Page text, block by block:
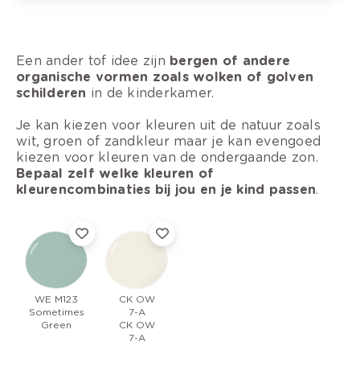
Een ander tof idee zijn bergen of andere
organische vormen zoals wolken of golven
schilderen in de kinderkamer.
Je kan kiezen voor kleuren uit de natuur zoals
wit, groen of zandkleur maar je kan evengoed
kiezen voor kleuren van de ondergaande zon.
Bepaal zelf welke kleuren of
kleurencombinaties bij jou en je kind passen.
WE M123
Sometimes
Green
CK OW
7-A
CK OW
7-A